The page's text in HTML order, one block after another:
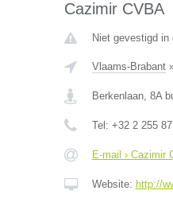
Cazimir CVBA
Niet gevestigd in
Vlaams-Brabant
Berkenlaan, 8A
Tel: +32 2 255
E-mail › Cazimir
Website: http://